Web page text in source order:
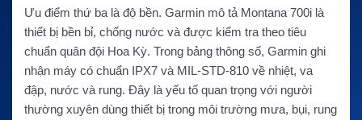
Ưu điểm thứ ba là độ bền. Garmin mô tả Montana 700i là
thiết bị bền bỉ, chống nước và được kiểm tra theo tiêu
chuẩn quân đội Hoa Kỳ. Trong bảng thông số, Garmin ghi
nhận máy có chuẩn IPX7 và MIL-STD-810 về nhiệt, va
đập, nước và rung. Đây là yếu tố quan trọng với người
thường xuyên dùng thiết bị trong môi trường mưa, bụi, rung